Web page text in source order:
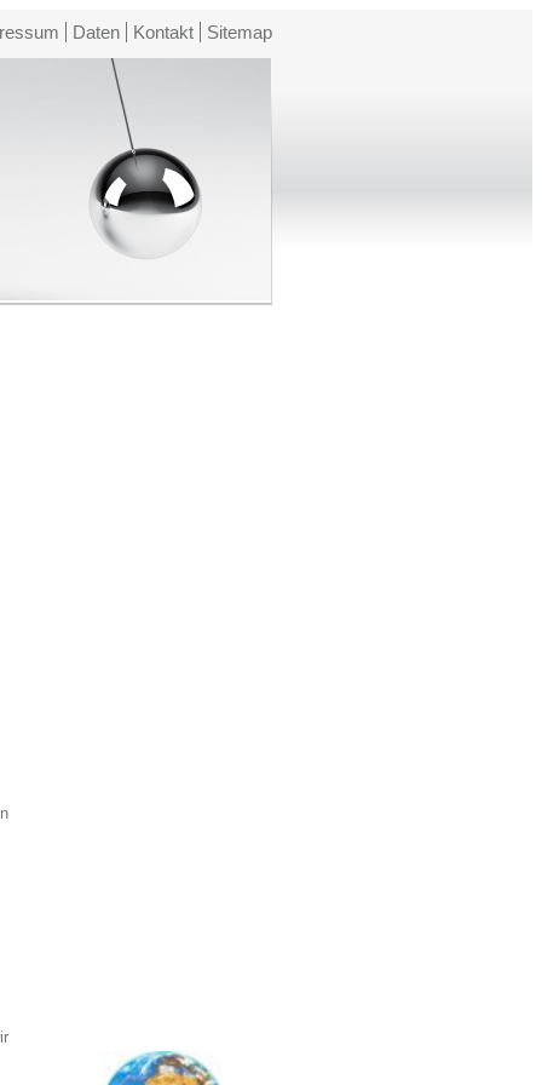
Daten Kontakt Sitemap